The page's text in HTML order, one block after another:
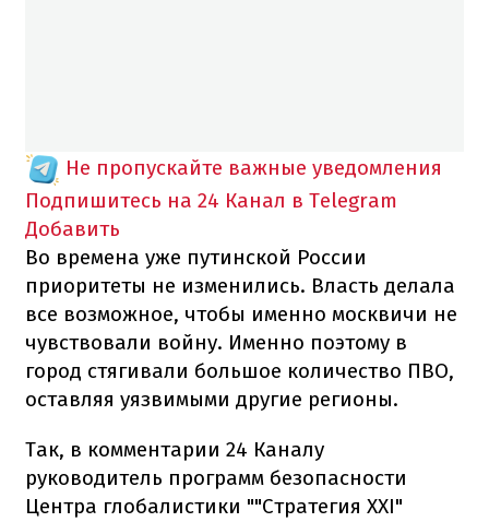
Не пропускайте важные уведомления
Подпишитесь на 24 Канал в Telegram
Добавить
Во времена уже путинской России
приоритеты не изменились. Власть делала
все возможное, чтобы именно москвичи не
чувствовали войну. Именно поэтому в
город стягивали большое количество ПВО,
оставляя уязвимыми другие регионы.
Так, в комментарии 24 Каналу
руководитель программ безопасности
Центра глобалистики ""Стратегия XXI"